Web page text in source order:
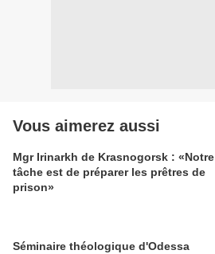
Vous aimerez aussi
Mgr Irinarkh de Krasnogorsk : «Notre
tâche est de préparer les prêtres de
prison»
Séminaire théologique d'Odessa